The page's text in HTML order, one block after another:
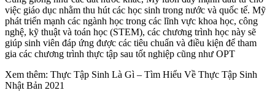
việc giáo dục nhằm thu hút các học sinh trong nước và quốc tế. Mỹ
phát triển mạnh các ngành học trong các lĩnh vực khoa học, công
nghệ, kỹ thuật và toán học (STEM), các chương trình học này sẽ
giúp sinh viên đáp ứng được các tiêu chuẩn và điều kiện để tham
gia các chương trình thực tập sau tốt nghiệp cũng như OPT
Xem thêm: Thực Tập Sinh Là Gì – Tìm Hiểu Về Thực Tập Sinh
Nhật Bản 2021